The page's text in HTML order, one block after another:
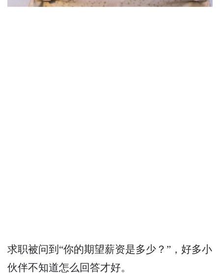
求职被问到“你的期望薪资是多少？”，好多小
伙伴不知道怎么回答才好。